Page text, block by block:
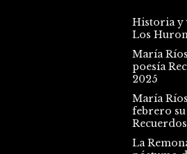
Historia y
Los
María
poesía
2025
María
febrero
Recuerdos
La